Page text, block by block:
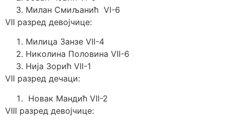
Милан Смиљанић VI-6
VII разред девојчице:
Милица Занзе VII-4
Николина Половина VII-6
Нија Зорић VII-1
VII разред дечаци:
Новак Мандић VII-2
VIII разред девојчице: